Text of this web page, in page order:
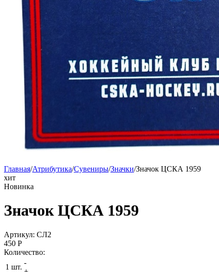
Главная/Атрибутика/Сувениры/Значки/Значок ЦСКА 1959
хит
Новинка
Значок ЦСКА 1959
Артикул: СЛ2
450 P
Количество:
1 шт.
-